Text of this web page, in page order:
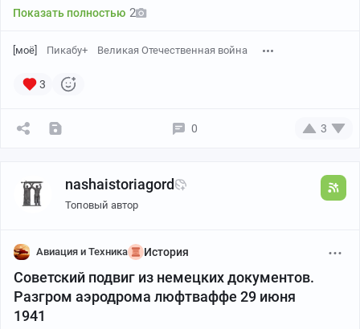
Показать полностью 2
[моё] Пикабу+ Великая Отечественная война
3
0 3
nashaistoriagord
Топовый автор
Авиация и Техника История
Советский подвиг из немецких документов.
Разгром аэродрома люфтваффе 29 июня
1941